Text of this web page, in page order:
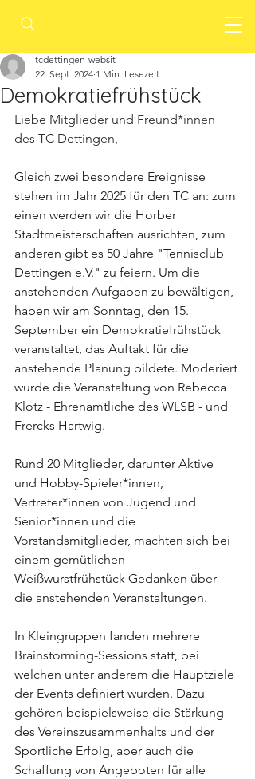
Demokratiefrühstück
tcdettingen-websit
22. Sept. 2024 1 Min. Lesezeit
Liebe Mitglieder und Freund*innen
des TC Dettingen,
Gleich zwei besondere Ereignisse
stehen im Jahr 2025 für den TC an: zum
einen werden wir die Horber
Stadtmeisterschaften ausrichten, zum
anderen gibt es 50 Jahre "Tennisclub
Dettingen e.V." zu feiern. Um die
anstehenden Aufgaben zu bewältigen,
haben wir am Sonntag, den 15.
September ein Demokratiefrühstück
veranstaltet, das Auftakt für die
anstehende Planung bildete. Moderiert
wurde die Veranstaltung von Rebecca
Klotz - Ehrenamtliche des WLSB - und
Frercks Hartwig.
Rund 20 Mitglieder, darunter Aktive
und Hobby-Spieler*innen,
Vertreter*innen von Jugend und
Senior*innen und die
Vorstandsmitglieder, machten sich bei
einem gemütlichen
Weißwurstfrühstück Gedanken über
die anstehenden Veranstaltungen.
In Kleingruppen fanden mehrere
Brainstorming-Sessions statt, bei
welchen unter anderem die Hauptziele
der Events definiert wurden. Dazu
gehören beispielsweise die Stärkung
des Vereinszusammenhalts und der
Sportliche Erfolg, aber auch die
Schaffung von Angeboten für alle